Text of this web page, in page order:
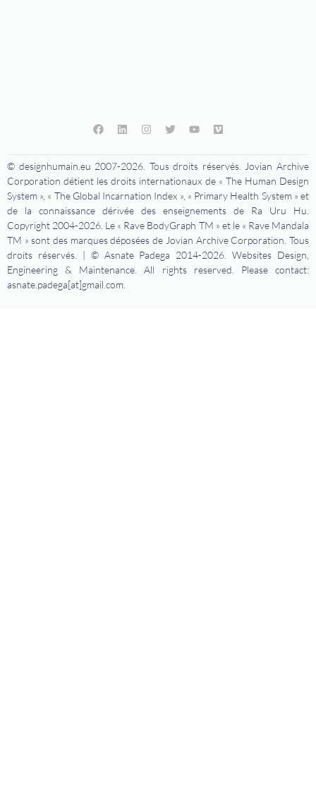
© designhumain.eu 2007-2026. Tous droits réservés. Jovian Archive
Corporation détient les droits internationaux de « The Human Design
System », « The Global Incarnation Index », « Primary Health System » et
de la connaissance dérivée des enseignements de Ra Uru Hu.
Copyright 2004-2026. Le « Rave BodyGraph TM » et le « Rave Mandala
TM » sont des marques déposées de Jovian Archive Corporation. Tous
droits réservés. | © Asnate Padega 2014-2026. Websites Design,
Engineering & Maintenance. All rights reserved. Please contact:
asnate.padega[at]gmail.com.